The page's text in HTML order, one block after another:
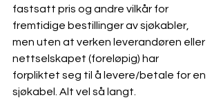
fastsatt pris og andre vilkår for
fremtidige bestillinger av sjøkabler,
men uten at verken leverandøren eller
nettselskapet (foreløpig) har
forpliktet seg til å levere/betale for en
sjøkabel. Alt vel så langt.